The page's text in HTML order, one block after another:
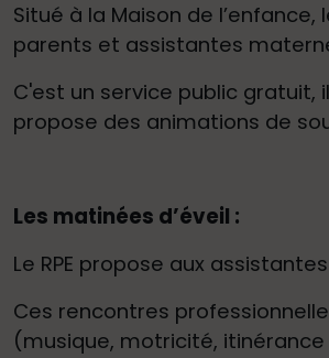
Situé à la Maison de
parents et assistantes
C'est un service public
propose des animations de
Les matinées d’éveil :
Le RPE propose aux
Ces rencontres
(musique, motricité, itinérance